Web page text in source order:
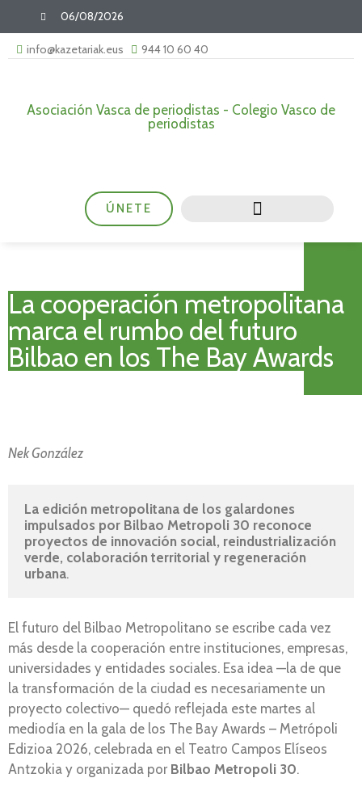
06/08/2026
info@kazetariak.eus 944 10 60 40
Asociación Vasca de periodistas - Colegio Vasco de
periodistas
ÚNETE
La cooperación metropolitana
marca el rumbo del futuro
Bilbao en los The Bay Awards
Nek González
La edición metropolitana de los galardones
impulsados por Bilbao Metropoli 30 reconoce
proyectos de innovación social, reindustrialización
verde, colaboración territorial y regeneración
urbana.
El futuro del Bilbao Metropolitano se escribe cada vez
más desde la cooperación entre instituciones, empresas,
universidades y entidades sociales. Esa idea —la de que
la transformación de la ciudad es necesariamente un
proyecto colectivo— quedó reflejada este martes al
mediodía en la gala de los The Bay Awards – Metrópoli
Edizioa 2026, celebrada en el Teatro Campos Elíseos
Antzokia y organizada por Bilbao Metropoli 30.